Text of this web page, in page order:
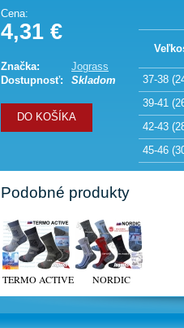
Cena:
4,31 €
Značka:
Jograss
Dostupnosť:
Skladom
DO KOŠÍKA
37-38
39-41
42-43
45-46
Podobné produkty
TERMO ACTIVE NORDIC